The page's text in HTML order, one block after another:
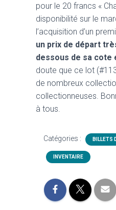
pour le 20 francs «
disponibilité sur le
l’acquisition d’un
un prix de départ
dessous de sa cote
doute que ce lot
de nombreux
collectionneuses.
à tous.
Catégories : BILLETS
INVENTAIRE